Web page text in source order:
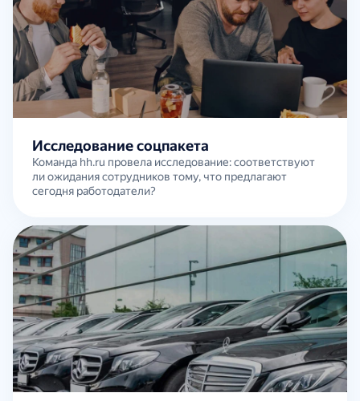
Исследование соцпакета
Команда hh.ru провела исследование: соответствуют
ли ожидания сотрудников тому, что предлагают
сегодня работодатели?